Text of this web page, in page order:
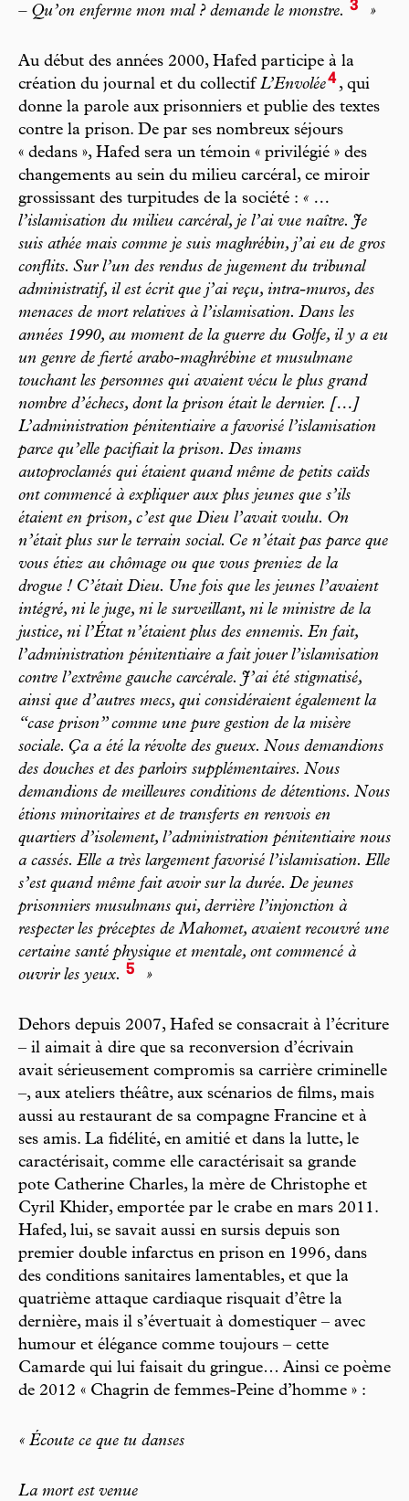
– Qu’on enferme mon mal ? demande le monstre. 3 »
Au début des années 2000, Hafed participe à la
création du journal et du collectif L’Envolée4, qui
donne la parole aux prisonniers et publie des textes
contre la prison. De par ses nombreux séjours
« dedans », Hafed sera un témoin « privilégié » des
changements au sein du milieu carcéral, ce miroir
grossissant des turpitudes de la société : « …
l’islamisation du milieu carcéral, je l’ai vue naître. Je
suis athée mais comme je suis maghrébin, j’ai eu de gros
conflits. Sur l’un des rendus de jugement du tribunal
administratif, il est écrit que j’ai reçu, intra-muros, des
menaces de mort relatives à l’islamisation. Dans les
années 1990, au moment de la guerre du Golfe, il y a eu
un genre de fierté arabo-maghrébine et musulmane
touchant les personnes qui avaient vécu le plus grand
nombre d’échecs, dont la prison était le dernier. […]
L’administration pénitentiaire a favorisé l’islamisation
parce qu’elle pacifiait la prison. Des imams
autoproclamés qui étaient quand même de petits caïds
ont commencé à expliquer aux plus jeunes que s’ils
étaient en prison, c’est que Dieu l’avait voulu. On
n’était plus sur le terrain social. Ce n’était pas parce que
vous étiez au chômage ou que vous preniez de la
drogue ! C’était Dieu. Une fois que les jeunes l’avaient
intégré, ni le juge, ni le surveillant, ni le ministre de la
justice, ni l’État n’étaient plus des ennemis. En fait,
l’administration pénitentiaire a fait jouer l’islamisation
contre l’extrême gauche carcérale. J’ai été stigmatisé,
ainsi que d’autres mecs, qui considéraient également la
“case prison” comme une pure gestion de la misère
sociale. Ça a été la révolte des gueux. Nous demandions
des douches et des parloirs supplémentaires. Nous
demandions de meilleures conditions de détentions. Nous
étions minoritaires et de transferts en renvois en
quartiers d’isolement, l’administration pénitentiaire nous
a cassés. Elle a très largement favorisé l’islamisation. Elle
s’est quand même fait avoir sur la durée. De jeunes
prisonniers musulmans qui, derrière l’injonction à
respecter les préceptes de Mahomet, avaient recouvré une
certaine santé physique et mentale, ont commencé à
ouvrir les yeux. 5 »
Dehors depuis 2007, Hafed se consacrait à l’écriture
– il aimait à dire que sa reconversion d’écrivain
avait sérieusement compromis sa carrière criminelle
–, aux ateliers théâtre, aux scénarios de films, mais
aussi au restaurant de sa compagne Francine et à
ses amis. La fidélité, en amitié et dans la lutte, le
caractérisait, comme elle caractérisait sa grande
pote Catherine Charles, la mère de Christophe et
Cyril Khider, emportée par le crabe en mars 2011.
Hafed, lui, se savait aussi en sursis depuis son
premier double infarctus en prison en 1996, dans
des conditions sanitaires lamentables, et que la
quatrième attaque cardiaque risquait d’être la
dernière, mais il s’évertuait à domestiquer – avec
humour et élégance comme toujours – cette
Camarde qui lui faisait du gringue… Ainsi ce poème
de 2012 « Chagrin de femmes-Peine d’homme » :
« Écoute ce que tu danses
La mort est venue